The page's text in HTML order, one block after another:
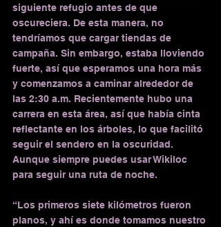
siguiente refugio antes de que
oscureciera. De esta manera, no
tendríamos que cargar tiendas de
campaña. Sin embargo, estaba lloviendo
fuerte, así que esperamos una hora más
y comenzamos a caminar alrededor de
las 2:30 a.m. Recientemente hubo una
carrera en esta área, así que había cinta
reflectante en los árboles, lo que facilitó
seguir el sendero en la oscuridad.
Aunque siempre puedes usar Wikiloc
para seguir una ruta de noche.
“Los primeros siete kilómetros fueron
planos, y ahí es donde tomamos nuestro